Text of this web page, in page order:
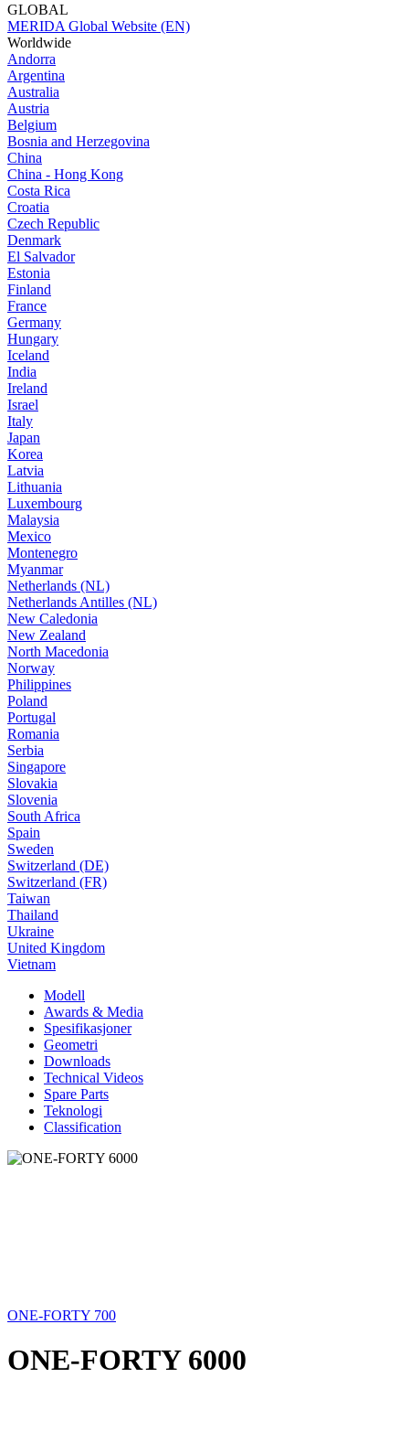
GLOBAL
MERIDA Global Website (EN)
Worldwide
Andorra
Argentina
Australia
Austria
Belgium
Bosnia and Herzegovina
China
China - Hong Kong
Costa Rica
Croatia
Czech Republic
Denmark
El Salvador
Estonia
Finland
France
Germany
Hungary
Iceland
India
Ireland
Israel
Italy
Japan
Korea
Latvia
Lithuania
Luxembourg
Malaysia
Mexico
Montenegro
Myanmar
Netherlands (NL)
Netherlands Antilles (NL)
New Caledonia
New Zealand
North Macedonia
Norway
Philippines
Poland
Portugal
Romania
Serbia
Singapore
Slovakia
Slovenia
South Africa
Spain
Sweden
Switzerland (DE)
Switzerland (FR)
Taiwan
Thailand
Ukraine
United Kingdom
Vietnam
Modell
Awards & Media
Spesifikasjoner
Geometri
Downloads
Technical Videos
Spare Parts
Teknologi
Classification
ONE-FORTY 700
ONE-FORTY 6000